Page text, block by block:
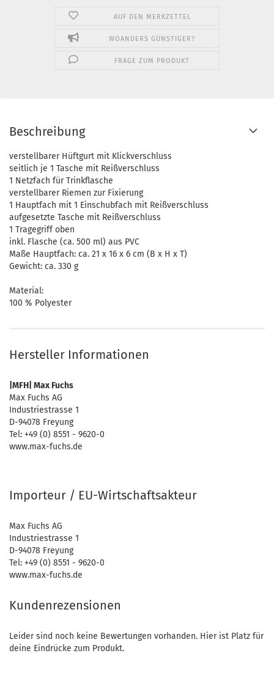
AUF DEN MERKZETTEL
WOANDERS GÜNSTIGER?
FRAGE ZUM PRODUKT
Beschreibung
verstellbarer Hüftgurt mit Klickverschluss
seitlich je 1 Tasche mit Reißverschluss
1 Netzfach für Trinkflasche
verstellbarer Riemen zur Fixierung
1 Hauptfach mit 1 Einschubfach mit Reißverschluss
aufgesetzte Tasche mit Reißverschluss
1 Tragegriff oben
inkl. Flasche (ca. 500 ml) aus PVC
Maße Hauptfach: ca. 21 x 16 x 6 cm (B x H x T)
Gewicht: ca. 330 g
Material:
100 % Polyester
Hersteller Informationen
|MFH| Max Fuchs
Max Fuchs AG
Industriestrasse 1
D-94078 Freyung
Tel: +49 (0) 8551 - 9620-0
www.max-fuchs.de
Importeur / EU-Wirtschaftsakteur
Max Fuchs AG
Industriestrasse 1
D-94078 Freyung
Tel: +49 (0) 8551 - 9620-0
www.max-fuchs.de
Kundenrezensionen
Leider sind noch keine Bewertungen vorhanden. Hier ist Platz für
deine Eindrücke zum Produkt.